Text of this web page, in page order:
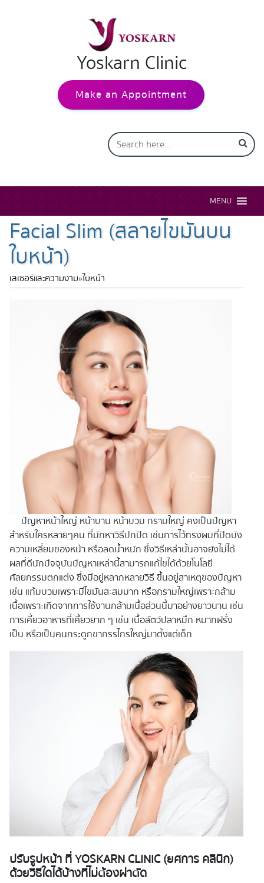
Yoskarn Clinic
Make an Appointment
MENU
Facial Slim (สลายไขมันบน
ใบหน้า)
เลเซอร์และความงาม»ใบหน้า
ปัญหาหน้าใหญ่ หน้าบาน หน้าบวม กรามใหญ่ คงเป็นปัญหา
สำหรับใครหลายๆคน ที่มักหาวิธีปกปิด เช่นการไว้ทรงผมที่ปิดบัง
ความเหลี่ยมของหน้า หรือลดน้ำหนัก ซึ่งวิธีเหล่านั้นอาจยังไม่ได้
ผลที่ดีนักปัจจุบันปัญหาเหล่านี้สามารถแก้ไขได้ด้วยโนโลยี
ศัลยกรรมตกแต่ง ซึ่งมีอยู่หลากหลายวิธี ขึ้นอยู่สาเหตุของปัญหา
เช่น แก้มบวมเพราะมีไขมันสะสมมาก หรือกรามใหญ่เพราะกล้าม
เนื้อเพราะเกิดจากการใช้งานกล้ามเนื้อส่วนนี้มาอย่างยาวนาน เช่น
การเคี้ยวอาหารที่เคี้ยวยาก ๆ เช่น เนื้อสัตว์ปลาหมึก หมากฝรั่ง
เป็น หรือเป็นคนกระดูกขากรรไกรใหญ่มาตั้งแต่เด็ก
ปรับรูปหน้า ที่ YOSKARN CLINIC (ยศการ คลินิก)
ด้วยวิธีใดได้บ้างที่ไม่ต้องผ่าตัด